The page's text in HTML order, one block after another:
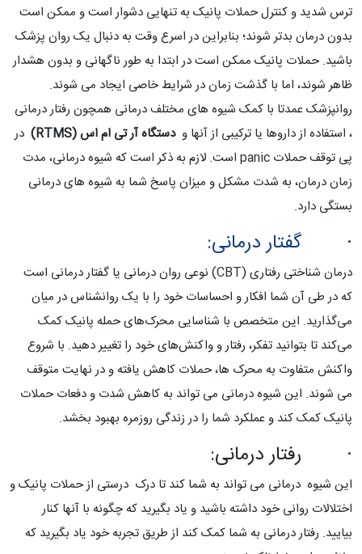
ترس شدید و کنترل حملات پانیک به تنهایی دشوار است و ممکن است
بدون درمان بدتر شوند؛ بنابراین در اسرع وقت به دنبال یک روان پزشک
باشید. حملات پانیک ممکن است در ابتدا به طور ناگهانی و بدون هشدار
ظاهر شوند، اما با گذشت زمان در شرایط خاصی ایجاد می شوند.
روانپزشک عمدتا با کمک شیوه های مختلف درمانی همچون رفتار درمانی
، استفاده از داروها یا ترکیبی از آنها ودستگاه آر تی ام اس (RTMS)
در
پی توقف حملات panic است. لازم به ذکر است که شیوه درمانی، مدت
زمان درمان، به شدت مشکل و میزان پاسخ شما به شیوه های درمانی
بستگی دارد.
· گفتار درمانی:
درمان شناختی رفتاری (CBT) نوعی روان درمانی یا گفتار درمانی است
که در طی آن شما افکار و احساسات خود را با یک روانشناس در میان
می‌گذارید. این متخصص با شناسایی محرک‌های حمله پانیک کمک
می‌کند تا بتوانید تفکر، رفتار و واکنش‌های خود را تغییر دهید. با شروع
واکنش متفاوت به محرک ها، حملات کاهش یافته و در نهایت متوقف
می شوند. این شیوه درمانی می تواند به کاهش شدت و دفعات حملات
پانیک کمک کند و عملکرد شما را در زندگی روزمره بهبود بخشد.
· رفتار درمانی:
این شیوه درمانی می تواند به شما کند تا درک درستی از حملات پانیک و
اختلالات روانی خود داشته باشید و یاد بگیرید که چگونه با آنها کنار
بیایید. رفتار درمانی به شما کمک کند از طریق تجربه خود یاد بگیرید که